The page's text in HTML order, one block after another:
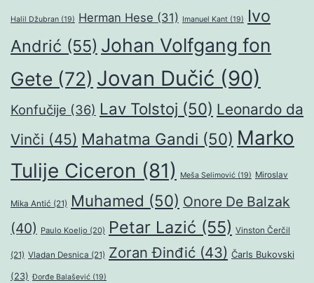
Halil Džubran (19) Herman Hese (31) Imanuel Kant (19)
Ivo
Andrić (55) Johan Volfgang fon
Gete (72) Jovan Dučić (90)
Konfučije (36) Lav Tolstoj (50) Leonardo da
Vinči (45) Mahatma Gandi (50) Marko
Tulije Ciceron (81) Meša Selimović (19) Miroslav
Mika Antić (21) Muhamed (50) Onore De Balzak
(40) Paulo Koeljo (20) Petar Lazić (55) Vinston Čerčil
(21) Vladan Desnica (21) Zoran Đinđić (43) Čarls Bukovski
(23) Đorđe Balašević (19)